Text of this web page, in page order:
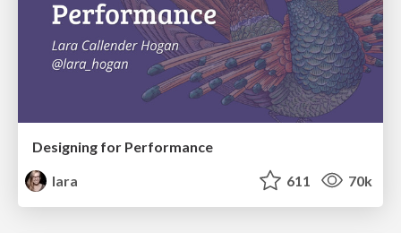
Designing for Performance
lara
611 70k